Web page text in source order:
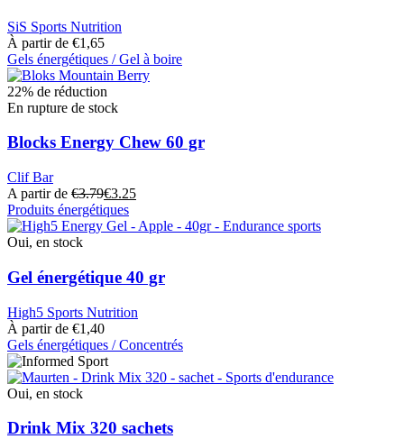
Les
options
peuvent
être
choisies
sur
la
page
du
produit
SiS Sports Nutrition
À partir de €1,65
Gels énergétiques / Gel à boire
Ce
produit
a
variantes.
options
peuvent
être
choisies
sur
page
du
22% de réduction
En rupture de stock
Blocks Energy Chew 60 gr
Clif Bar
A partir de €3.79€3.25
Produits énergétiques
Ce
produit
plusieurs
variantes.
Les
options
peuvent
être
choisies
sur
la
page
du
Oui, en stock
Gel énergétique 40 gr
High5 Sports Nutrition
À partir de €1,40
Gels énergétiques / Concentrés
Ce
produit
a
variantes.
Oui, en stock
Drink Mix 320 sachets